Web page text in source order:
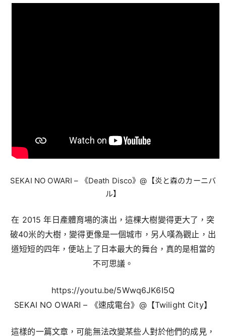
SEKAI NO OWARI – 《Death Disco》@【炎と森のカーニバ
ル】
在 2015 年日產體育場的演出，這棵大樹變得更大了，突
破40米的大樹，變得更像是一個城市，另人嘆為觀止，出
道短短的四年，便站上了日本最大的舞台，真的是相當的
不可思議。
https://youtu.be/5Wwq6JK6I5Q
SEKAI NO OWARI – 《速成電台》@【Twilight City】
這樣的一篇文章，可能無法改變某些人對於他們的成見，